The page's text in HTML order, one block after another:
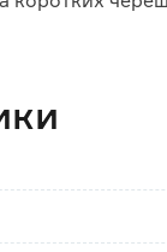
роста 20-25°С
поверх